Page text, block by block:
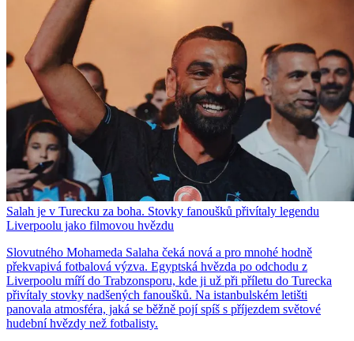
Salah je v Turecku za boha. Stovky fanoušků přivítaly legendu
Liverpoolu jako filmovou hvězdu
Slovutného Mohameda Salaha čeká nová a pro mnohé hodně
překvapivá fotbalová výzva. Egyptská hvězda po odchodu z
Liverpoolu míří do Trabzonsporu, kde ji už při příletu do Turecka
přivítaly stovky nadšených fanoušků. Na istanbulském letišti
panovala atmosféra, jaká se běžně pojí spíš s příjezdem světové
hudební hvězdy než fotbalisty.